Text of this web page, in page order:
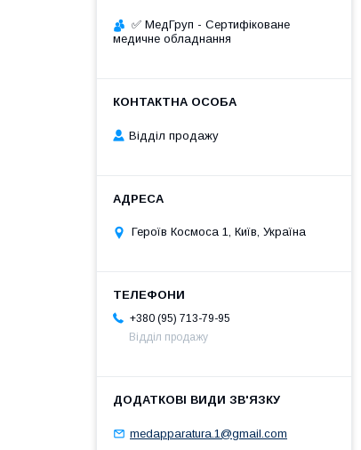
✅ МедГруп - Сертифіковане
медичне обладнання
Відділ продажу
Героїв Космоса 1, Київ, Україна
+380 (95) 713-79-95
Відділ продажу
medapparatura.1@gmail.com